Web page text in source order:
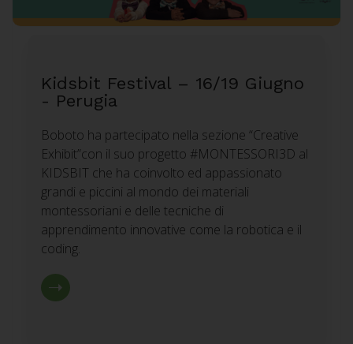
Kidsbit Festival – 16/19 Giugno
- Perugia
Boboto ha partecipato nella sezione “Creative
Exhibit”con il suo progetto #MONTESSORI3D al
KIDSBIT che ha coinvolto ed appassionato
grandi e piccini al mondo dei materiali
montessoriani e delle tecniche di
apprendimento innovative come la robotica e il
coding.